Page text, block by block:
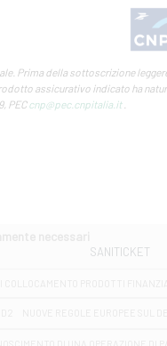
Prima della sottoscrizione
assicurativo indicato ha
PECcnp@pec.cnpitalia.it.
SANITICKET